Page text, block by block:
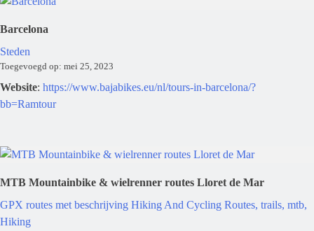
Barcelona
Steden
Toegevoegd op: mei 25, 2023
Website: https://www.bajabikes.eu/nl/tours-in-barcelona/?
bb=Ramtour
MTB Mountainbike & wielrenner routes Lloret de Mar
GPX routes met beschrijving Hiking And Cycling Routes, trails, mtb,
Hiking